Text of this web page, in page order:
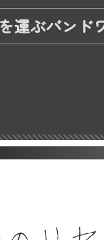
運ぶバンド